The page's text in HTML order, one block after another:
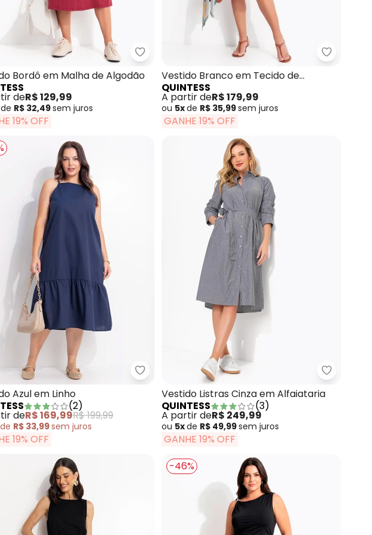
com Bolsos Floral ÉtnicoQuintess - Vestido Bordô em Malha de Algodão
Bordô em Malha de Algodão
deR$ 129,99
de R$ 32,49sem juros
19% OFF
Quintess
Vestido Branco em Tecido de
Alfaiataria
QUINTESS
A partir deR$ 179,99
ou 5xde R$ 35,99sem juros
GANHE 19% OFF
Vestido Preto em Malha CrepeQuintess - Vestido Azul em Linho
Azul em Linho
(2)
deR$ 169,99R$ 199,99
de R$ 33,99sem juros
19% OFF
Quintess
Vestido Listras Cinza em Alfaiataria
QUINTESS
(3)
A partir deR$ 249,99
ou 5xde R$ 49,99sem juros
GANHE 19% OFF
-46%